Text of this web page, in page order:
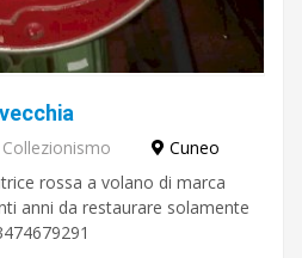
Collezionismo
Cuneo
rossa a volano di marca
anni da restaurare solamente